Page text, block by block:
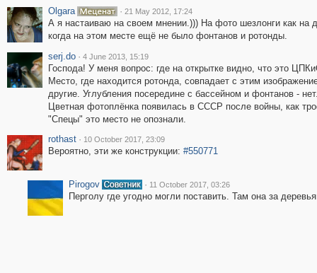
Olgara
· 21 May 2012, 17:24
А я настаиваю на своем мнении.))) На фото шезлонги как на
когда на этом месте ещё не было фонтанов и ротонды.
serj.do · 4 June 2013, 15:19
Господа! У меня вопрос: где на открытке видно, что это
Место, где находится ротонда, совпадает с этим
другие. Углубления посередине с бассейном и фонтанов -
Цветная фотоплёнка появилась в СССР после войны, как
"Спецы" это место не опознали.
rothast · 10 October 2017, 23:09
Вероятно, эти же конструкции: #550771
Pirogov · 11 October 2017, 03:26
Перголу где угодно могли поставить. Там она за